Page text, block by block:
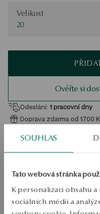
SOUHLAS
Tato webová stránka
K personalizaci obsahu
sociálních médií a
Velikost
20
Ověřte si
Odeslání: 1pracovní dny
Doprava zdarma od 1700
PODROBNOSTI
Typ šperku: Náramek
Kov: Stříbrná
Počet obyvatel: 925